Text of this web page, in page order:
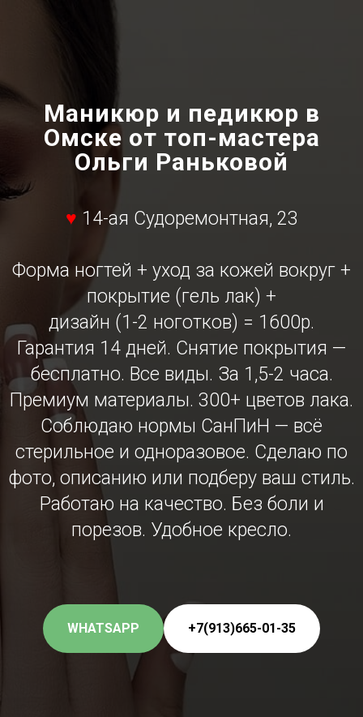
Маникюр и педикюр в
Омске от топ-мастера
Ольги Раньковой
♥ 14-ая Судоремонтная, 23
Форма ногтей + уход за кожей вокруг +
покрытие (гель лак) +
дизайн (1-2 ноготков) = 1600р.
Гарантия 14 дней. Снятие покрытия —
бесплатно. Все виды. За 1,5-2 часа.
Премиум материалы. 300+ цветов лака.
Соблюдаю нормы СанПиН — всё
стерильное и одноразовое. Сделаю по
фото, описанию или подберу ваш стиль.
Работаю на качество. Без боли и
порезов. Удобное кресло.
WHATSAPP +7(913)665-01-35